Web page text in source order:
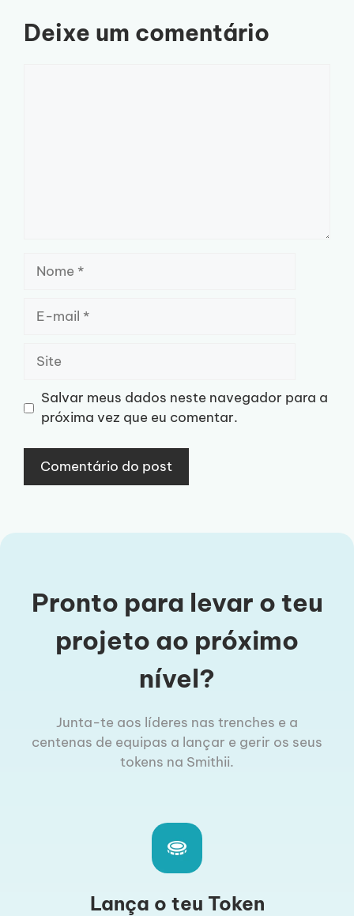
Deixe um comentário
mail
Site
Salvar meus dados neste navegador para a
próxima vez que eu comentar.
Pronto para levar o teu
projeto ao próximo
nível?
Junta-te aos líderes nas trenches e a
centenas de equipas a lançar e gerir os seus
tokens na Smithii.
Lança o teu Token